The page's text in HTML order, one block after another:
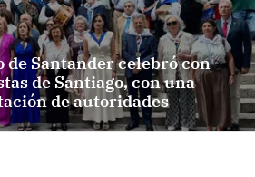
de Santander celebró con
de Santiago, con una
de autoridades